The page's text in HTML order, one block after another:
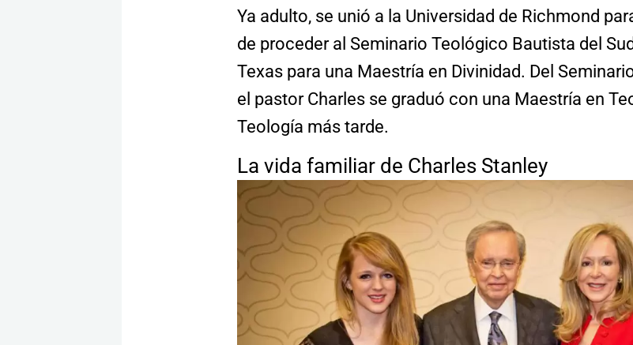
Ya adulto, se unió a la Universidad de Richmond
de proceder al Seminario Teológico Bautista del
Texas para una Maestría en Divinidad. Del
el pastor Charles se graduó con una Maestría en
Teología más tarde.
La vida familiar de Charles Stanley